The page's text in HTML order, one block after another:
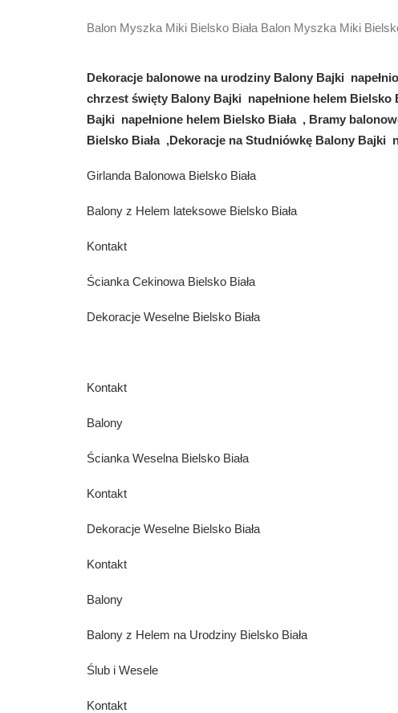
Balon Myszka Miki Bielsko Biała Balon Myszka Miki
Dekoracje balonowe na urodziny Balony Bajki
chrzest święty Balony Bajki napełnione helem Bielsko
Bajki napełnione helem Bielsko Biała , Bramy
Bielsko Biała ,Dekoracje na Studniówkę Balony Bajki
Girlanda Balonowa Bielsko Biała
Balony z Helem lateksowe Bielsko Biała
Kontakt
Ścianka Cekinowa Bielsko Biała
Dekoracje Weselne Bielsko Biała
Kontakt
Balony
Ścianka Weselna Bielsko Biała
Kontakt
Dekoracje Weselne Bielsko Biała
Kontakt
Balony
Balony z Helem na Urodziny Bielsko Biała
Ślub i Wesele
Kontakt